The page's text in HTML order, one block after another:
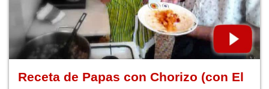
Receta de Papas con Chorizo (con El